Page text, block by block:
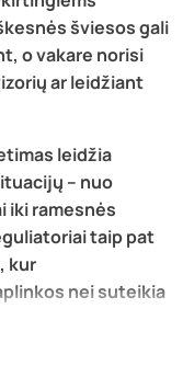
šviesos gali
o vakare norisi
ar leidžiant
leidžia
– nuo
iki ramesnės
taip pat
kur
nei suteikia